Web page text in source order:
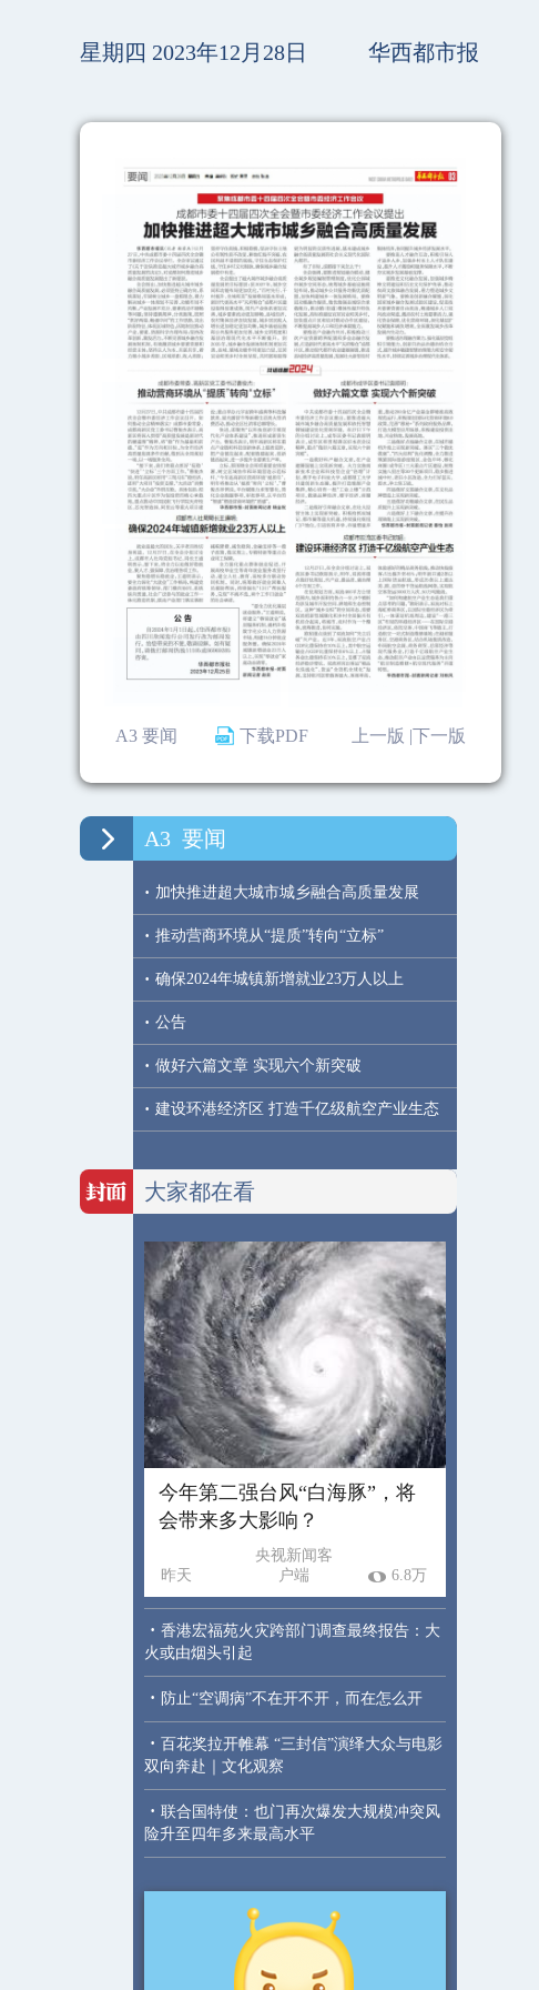
星期四 2023年12月28日 华西都市报
A3 要闻 下载PDF 下一版
上一版 |
A3 要闻
· 加快推进超大城市城乡融合高质量发展
· 推动营商环境从“提质”转向“立标”
· 确保2024年城镇新增就业23万人以上
· 公告
· 做好六篇文章 实现六个新突破
· 建设环港经济区 打造千亿级航空产业生态
大家都在看
今年第二强台风“白海豚”，将
会带来多大影响？
昨天
央视新闻客
户端
6.8万
· 香港宏福苑火灾跨部门调查最终报告：大
火或由烟头引起
· 防止“空调病”不在开不开，而在怎么开
· 百花奖拉开帷幕 “三封信”演绎大众与电影
双向奔赴｜文化观察
· 联合国特使：也门再次爆发大规模冲突风
险升至四年多来最高水平